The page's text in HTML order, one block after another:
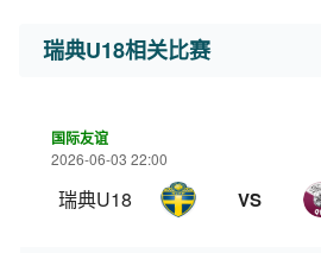
瑞典U18相关比赛
国际友谊
2026-06-03 22:00
瑞典U18 VS